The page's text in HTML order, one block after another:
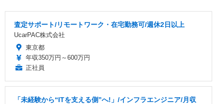
査定サポート/リモートワーク・在宅勤務可/週休2日以上
UcarPAC株式会社
東京都
年収350万円～600万円
正社員
「未経験から“ITを支える側”へ!」/インフラエンジニア/月収